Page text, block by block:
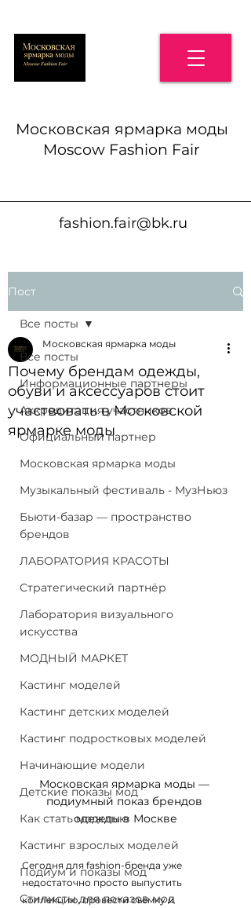
Московская ярмарка моды
Moscow Fashion Fair
fashion.fair@bk.ru
Пост
Все посты
Информационные партнеры
Аккредитация участников
Официальный партнер
Московская ярмарка моды
Музыкальный фестиваль - МузНьюз
Бьюти-базар — пространство
брендов
ЛАБОРАТОРИЯ КРАСОТЫ
Стратегический партнёр
Лаборатория визуального
искусства
МОДНЫЙ МАРКЕТ
Кастинг моделей
Кастинг детских моделей
Кастинг подростковых моделей
Начинающие модели
Детские показы мод
Как стать моделью
Кастинг взрослых моделей
Подиум и показы мод
Стилисты для показов мод
Все посты
Почему брендам одежды,
обуви и аксессуаров стоит
участвовать в Московской
ярмарке моды
Московская ярмарка моды
Московская ярмарка моды —
подиумный показ брендов
одежды в Москве
Сегодня для fashion-бренда уже
недостаточно просто выпустить
коллекцию, провести съёмку и